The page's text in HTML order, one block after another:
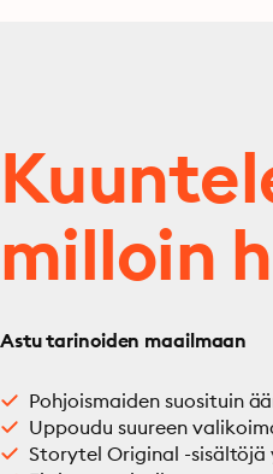
milloin
Astu tarinoiden maailmaan
Pohjoismaiden suosituin
Uppoudu suureen
Storytel Original -sisältöjä